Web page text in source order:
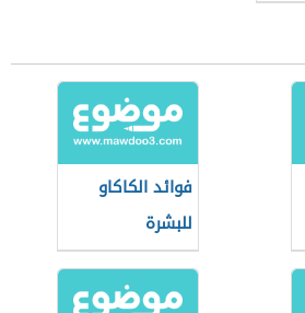
فوائد الكاكاو
للبشرة